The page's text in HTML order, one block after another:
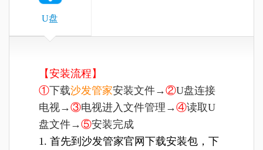
U盘
【安装流程】
①下载沙发管家安装文件→②U盘连接
电视→③电视进入文件管理→④读取U
盘文件→⑤安装完成
1. 首先到沙发管家官网下载安装包，下